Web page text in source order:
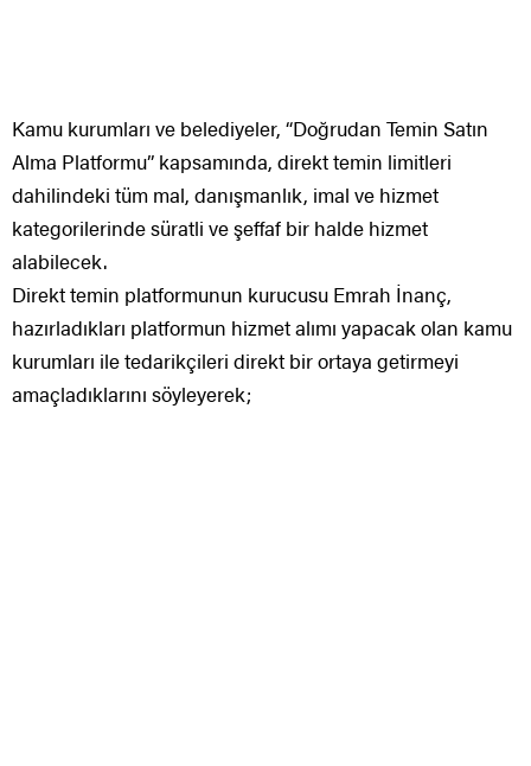
Kamu kurumları ve belediyeler, “Doğrudan Temin Satın
Alma Platformu” kapsamında, direkt temin limitleri
dahilindeki tüm mal, danışmanlık, imal ve hizmet
kategorilerinde süratli ve şeffaf bir halde hizmet
alabilecek.
Direkt temin platformunun kurucusu Emrah İnanç,
hazırladıkları platformun hizmet alımı yapacak olan kamu
kurumları ile tedarikçileri direkt bir ortaya getirmeyi
amaçladıklarını söyleyerek;